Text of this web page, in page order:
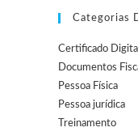
Categorias
Certificado Digital
Documentos
Pessoa Física
Pessoa jurídica
Treinamento